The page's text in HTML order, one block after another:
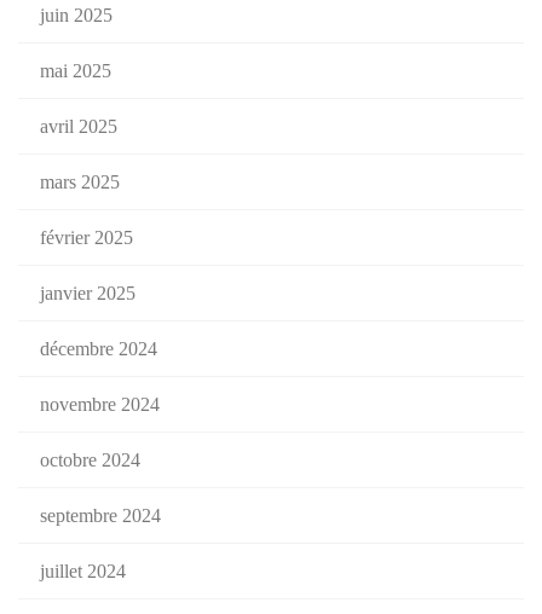
juin 2025
mai 2025
avril 2025
mars 2025
février 2025
janvier 2025
décembre 2024
novembre 2024
octobre 2024
septembre 2024
juillet 2024